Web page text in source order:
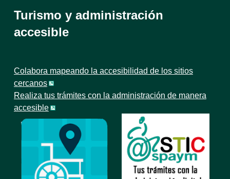
Turismo y administración
accesible
Colabora mapeando la accesibilidad de los sitios
cercanos
Realiza tus trámites con la administración de manera
accesible